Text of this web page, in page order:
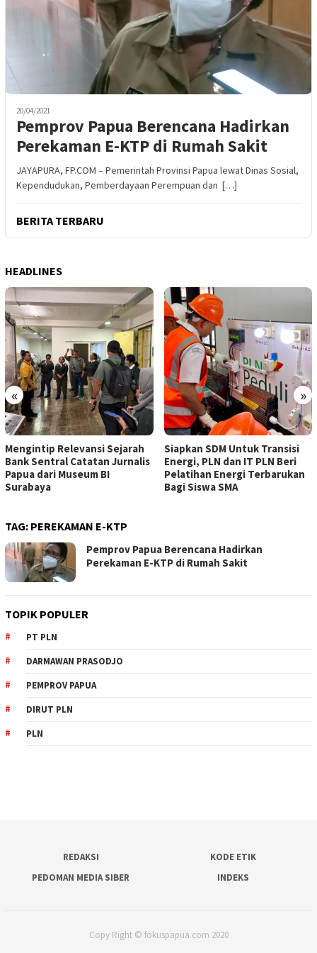
20/04/2021
Pemprov Papua Berencana Hadirkan
Perekaman E-KTP di Rumah Sakit
JAYAPURA, FP.COM – Pemerintah Provinsi Papua lewat Dinas Sosial,
Kependudukan, Pemberdayaan Perempuan dan […]
BERITA TERBARU
HEADLINES
« »
Mengintip Relevansi Sejarah
Bank Sentral Catatan Jurnalis
Papua dari Museum BI
Surabaya
Siapkan SDM Untuk Transisi
Energi, PLN dan IT PLN Beri
Pelatihan Energi Terbarukan
Bagi Siswa SMA
TAG: PEREKAMAN E-KTP
Pemprov Papua Berencana Hadirkan
Perekaman E-KTP di Rumah Sakit
TOPIK POPULER
PT PLN
DARMAWAN PRASODJO
PEMPROV PAPUA
DIRUT PLN
PLN
REDAKSI
KODE ETIK
PEDOMAN MEDIA SIBER
INDEKS
Copy Right © fokuspapua.com 2020